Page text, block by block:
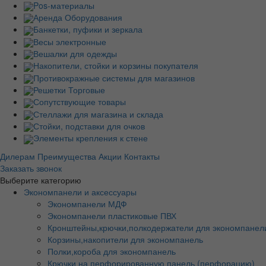
Pos-материалы
Аренда Оборудования
Банкетки, пуфики и зеркала
Весы электронные
Вешалки для одежды
Накопители, стойки и корзины покупателя
Противокражные системы для магазинов
Решетки Торговые
Сопутствующие товары
Стеллажи для магазина и склада
Стойки, подставки для очков
Элементы крепления к стене
Дилерам Преимущества Акции Контакты
Заказать звонок
Выберите категорию
Экономпанели и аксессуары
Экономпанели МДФ
Экономпанели пластиковые ПВХ
Кронштейны,крючки,полкодержатели для
Корзины,накопители для экономпанель
Полки,короба для экономпанель
Крючки на перфорированную панель (перфорацию)